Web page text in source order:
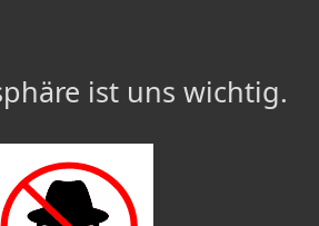
ist uns wichtig.